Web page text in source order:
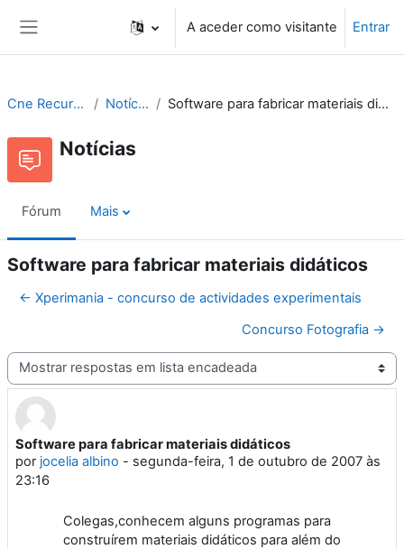
A aceder como visitante Entrar
Cne Recursos Notícias Software para fabricar materiais didáticos
Notícias
Fórum Mais
Software para fabricar materiais didáticos
← Xperimania - concurso de actividades experimentais
Concurso Fotografia →
Modo de visualização
Software para fabricar materiais didáticos
por jocelia albino - segunda-feira, 1 de outubro de 2007 às
23:16
Número de respostas: 1
Colegas,conhecem alguns programas para
construírem materiais didáticos para além do